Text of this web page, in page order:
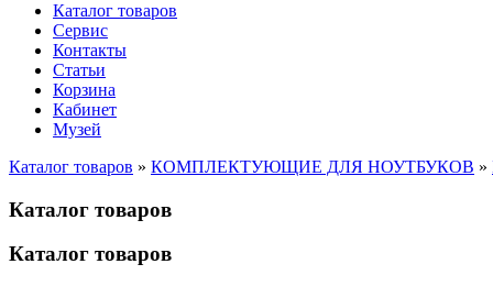
Каталог товаров
Сервис
Контакты
Статьи
Корзина
Кабинет
Музей
Каталог товаров » КОМПЛЕКТУЮЩИЕ ДЛЯ НОУТБУКОВ »
Каталог товаров
Каталог товаров